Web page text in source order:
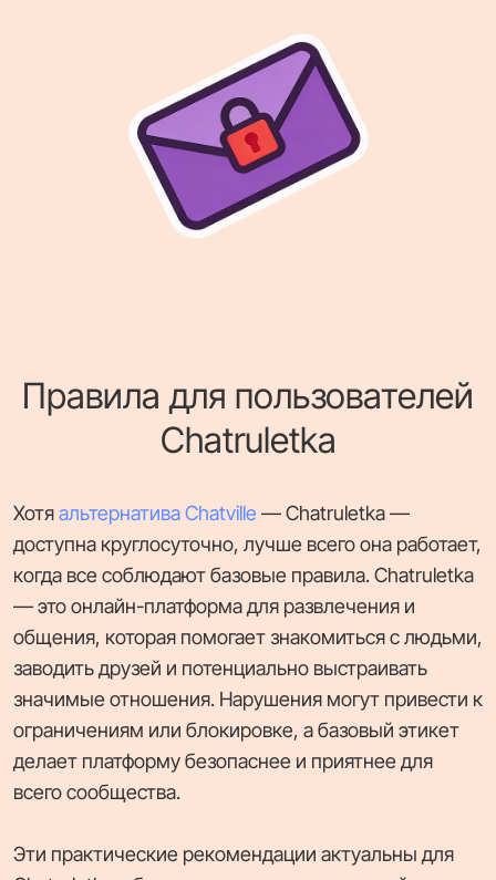
Правила для пользователей
Chatruletka
Хотяальтернатива Chatville — Chatruletka —
доступна круглосуточно, лучше всего она работает,
когда все соблюдают базовые правила. Chatruletka
— это онлайн-платформа для развлечения и
общения, которая помогает знакомиться с людьми,
заводить друзей и потенциально выстраивать
значимые отношения. Нарушения могут привести к
ограничениям или блокировке, а базовый этикет
делает платформу безопаснее и приятнее для
всего сообщества.
Эти практические рекомендации актуальны для